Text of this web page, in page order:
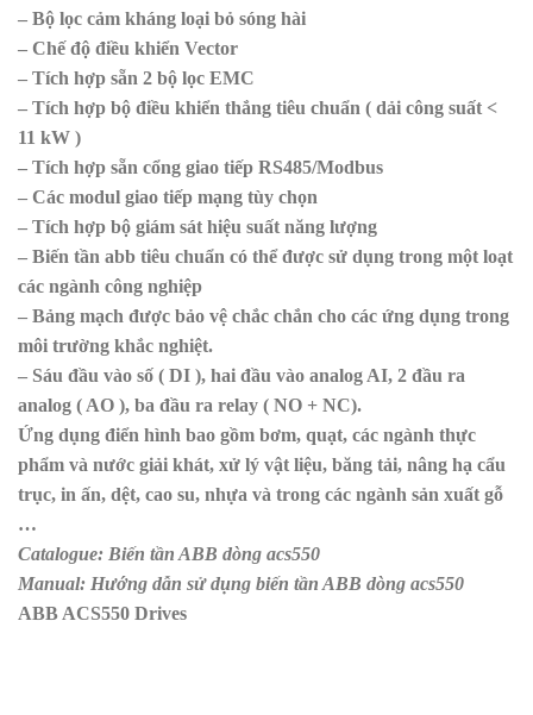
– Bộ lọc cảm kháng loại bỏ sóng hài
– Chế độ điều khiển Vector
– Tích hợp sẵn 2 bộ lọc EMC
– Tích hợp bộ điều khiển thắng tiêu chuẩn ( dải công suất <
11 kW )
– Tích hợp sẵn cổng giao tiếp RS485/Modbus
– Các modul giao tiếp mạng tùy chọn
– Tích hợp bộ giám sát hiệu suất năng lượng
– Biến tần abb tiêu chuẩn có thể được sử dụng trong một loạt
các ngành công nghiệp
– Bảng mạch được bảo vệ chắc chắn cho các ứng dụng trong
môi trường khắc nghiệt.
– Sáu đầu vào số ( DI ), hai đầu vào analog AI, 2 đầu ra
analog ( AO ), ba đầu ra relay ( NO + NC).
Ứng dụng điển hình bao gồm bơm, quạt, các ngành thực
phẩm và nước giải khát, xử lý vật liệu, băng tải, nâng hạ cẩu
trục, in ấn, dệt, cao su, nhựa và trong các ngành sản xuất gỗ
…
Catalogue: Biến tần ABB dòng acs550
Manual: Hướng dẫn sử dụng biến tần ABB dòng acs550
ABB ACS550 Drives